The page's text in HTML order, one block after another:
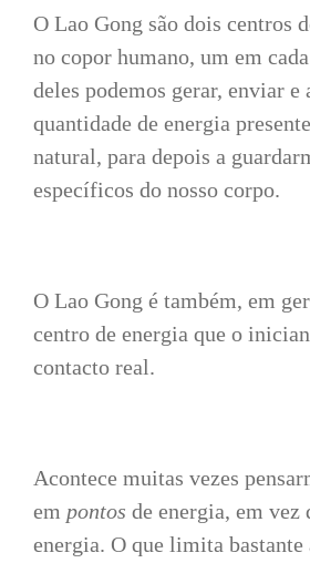
O Lao Gong são dois centros
no copor humano, um em
deles podemos gerar, enviar e
quantidade de energia
natural, para depois a
específicos do nosso corpo.
O Lao Gong é também, em
centro de energia que o
contacto real.
Acontece muitas vezes
em pontos de energia, em vez
energia. O que limita bastante